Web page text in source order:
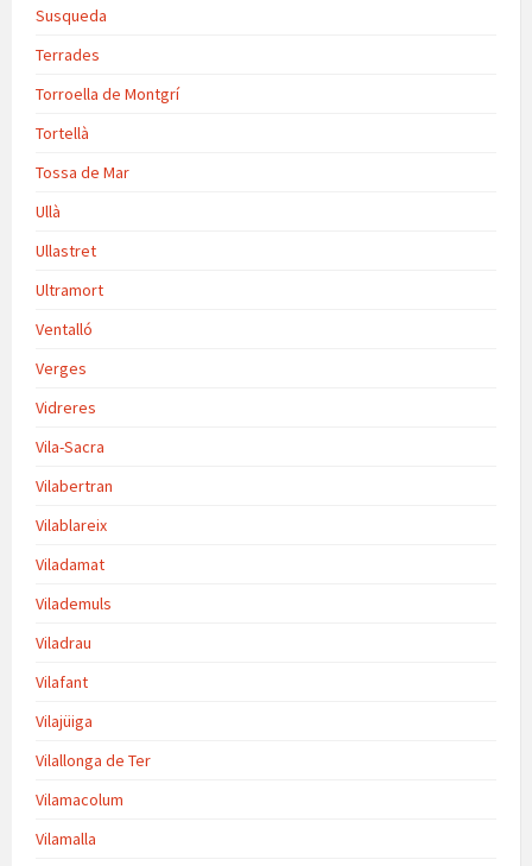
Susqueda
Terrades
Torroella de Montgrí
Tortellà
Tossa de Mar
Ullà
Ullastret
Ultramort
Ventalló
Verges
Vidreres
Vila-Sacra
Vilabertran
Vilablareix
Viladamat
Vilademuls
Viladrau
Vilafant
Vilajüiga
Vilallonga de Ter
Vilamacolum
Vilamalla